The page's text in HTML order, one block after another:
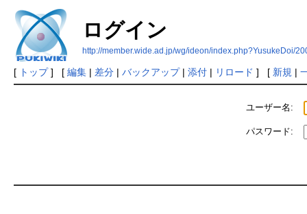
ログイン
http://member.wide.ad.jp/wg/ideon/index.php?YusukeDoi/
[ トップ] [ 編集| 差分| バックアップ| 添付| リロード ] [ 新規 |
ユーザー名:
パスワード: